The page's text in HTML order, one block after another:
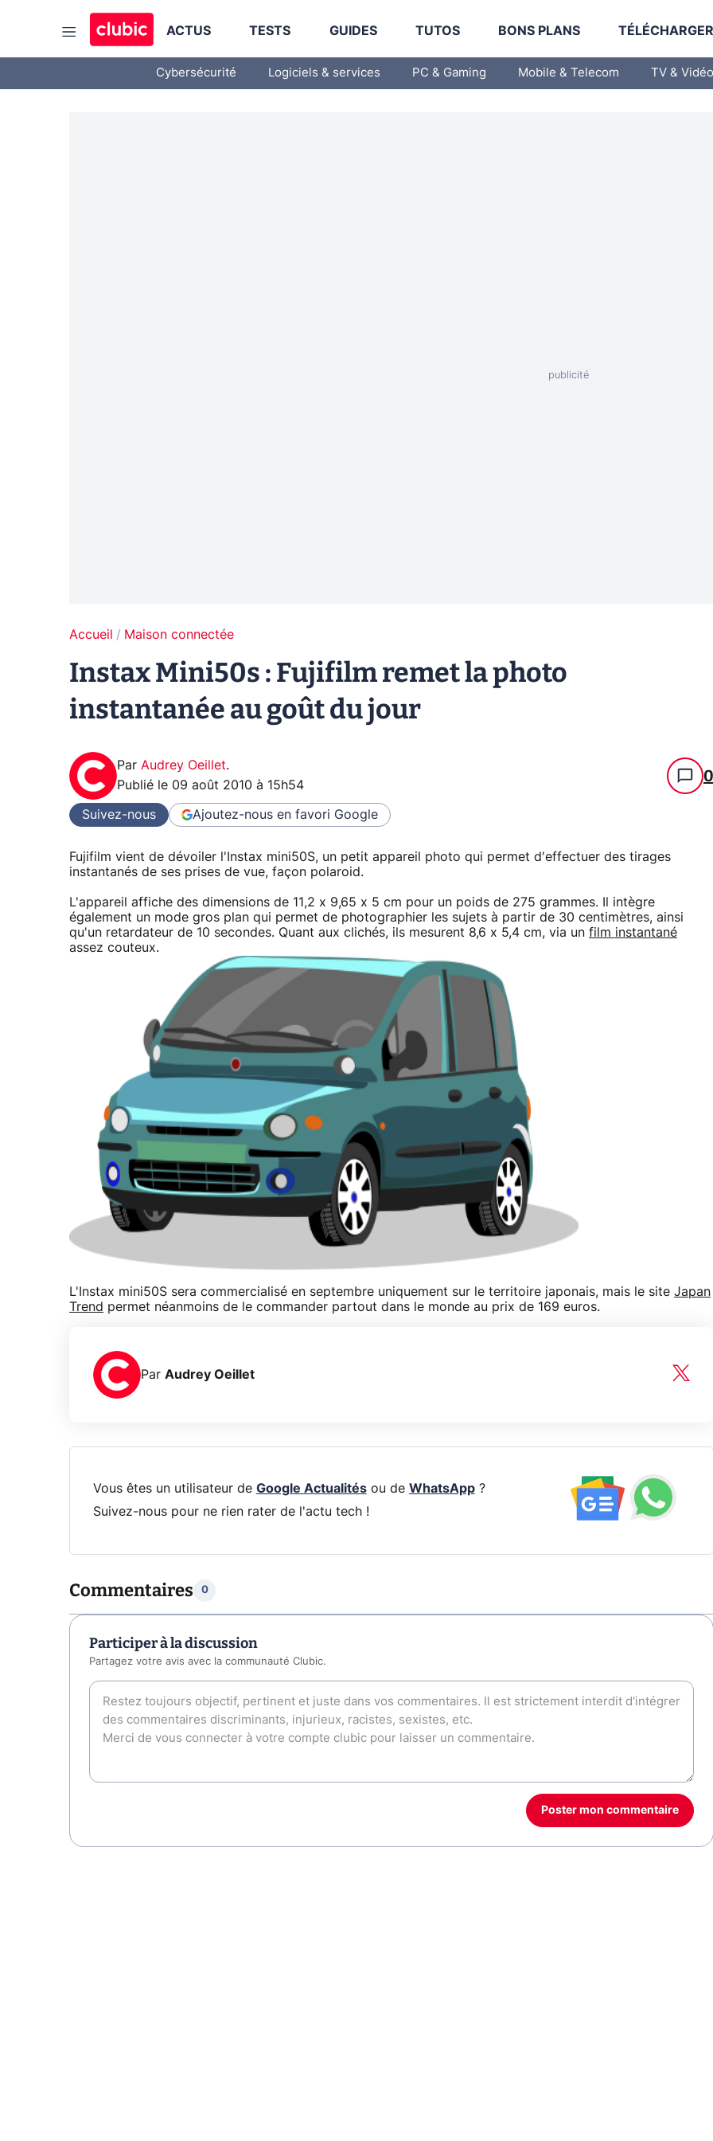
ACTUS TESTS GUIDES TUTOS BONS PLANS
Cybersécurité Logiciels & services PC & Gaming Mobile & Telecom TV & Vidéo
Accueil Maison connectée
Instax Mini50s : Fujifilm remet la photo
instantanée au goût du jour
Par Audrey Oeillet.
Publié le 09 août 2010 à 15h54 0
Suivez-nous Ajoutez-nous en favori Google
Fujifilm vient de dévoiler l'Instax mini50S, un petit appareil photo qui permet d'effectuer des tirages
instantanés de ses prises de vue, façon polaroid.
L'appareil affiche des dimensions de 11,2 x 9,65 x 5 cm pour un poids de 275 grammes. Il intègre
également un mode gros plan qui permet de photographier les sujets à partir de 30 centimètres, ainsi
qu'un retardateur de 10 secondes. Quant aux clichés, ils mesurent 8,6 x 5,4 cm, via un film instantané
assez couteux.
L'Instax mini50S sera commercialisé en septembre uniquement sur le territoire japonais, mais le site Japan
Trend permet néanmoins de le commander partout dans le monde au prix de 169 euros.
Par Audrey Oeillet
Vous êtes un utilisateur de Google Actualitésou de WhatsApp?
Suivez-nous pour ne rien rater de l'actu tech !
Commentaires 0
Participer à la discussion
Partagez votre avis avec la communauté Clubic.
Poster mon commentaire